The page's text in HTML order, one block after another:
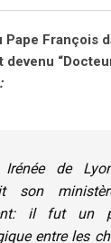
Pape François
:
Irénée de
son
il fut un
entre les